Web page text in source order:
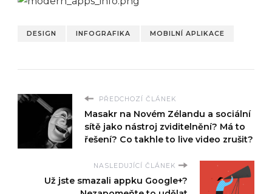
DESIGN INFOGRAFIKA MOBILNÍ APLIKACE
PŘEDCHOZÍ ČLÁNEK
Masakr na Novém Zélandu a sociální
sítě jako nástroj zviditelnění? Má to
řešení? Co takhle to live video zrušit?
NASLEDUJÍCÍ ČLÁNEK
Už jste smazali appku Google+?